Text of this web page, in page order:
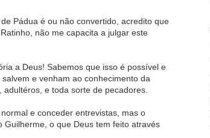
Pádua é ou não convertido, acredito que
não me capacita a julgar este
a Deus! Sabemos que isso é possível e
e venham ao conhecimento da
e toda sorte de pecadores.
e conceder entrevistas, mas o
o que Deus tem feito através